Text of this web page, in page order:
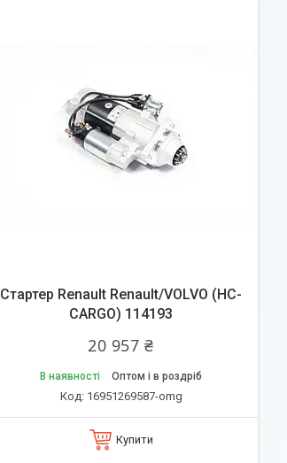
Стартер Renault Renault/VOLVO (HC-
CARGO) 114193
20 957 ₴
В наявності Оптом і в роздріб
16951269587-omg
Купити